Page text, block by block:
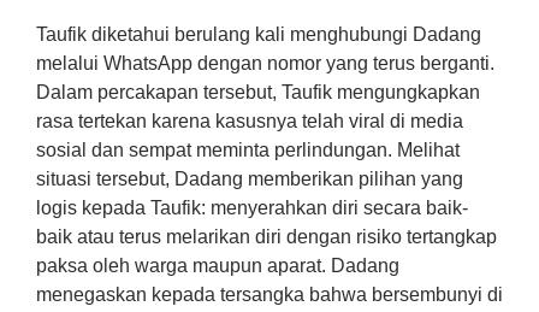
Taufik diketahui berulang kali menghubungi Dadang
melalui WhatsApp dengan nomor yang terus berganti.
Dalam percakapan tersebut, Taufik mengungkapkan
rasa tertekan karena kasusnya telah viral di media
sosial dan sempat meminta perlindungan. Melihat
situasi tersebut, Dadang memberikan pilihan yang
logis kepada Taufik: menyerahkan diri secara baik-
baik atau terus melarikan diri dengan risiko tertangkap
paksa oleh warga maupun aparat. Dadang
menegaskan kepada tersangka bahwa bersembunyi di